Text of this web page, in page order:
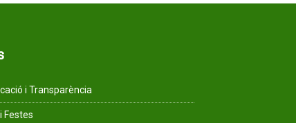
i Transparència
Festes